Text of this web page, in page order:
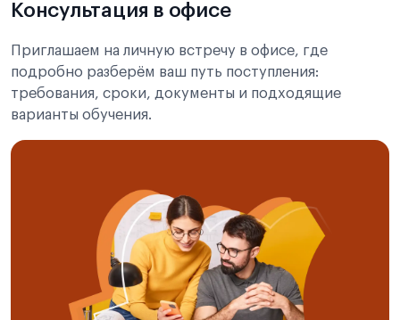
Консультация в офисе
Приглашаем на личную встречу в офисе, где
подробно разберём ваш путь поступления:
требования, сроки, документы и подходящие
варианты обучения.